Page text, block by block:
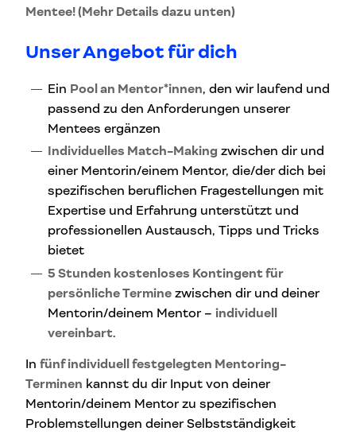
Mentee! (Mehr Details dazu unten)
Unser Angebotfür dich
Ein Pool an Mentor*innen, den wir laufend und
passend zu den Anforderungen unserer
Mentees ergänzen
Individuelles Match-Making zwischen dir und
einer Mentorin/einem Mentor, die/der dich bei
spezifischen beruflichen Fragestellungen mit
Expertise und Erfahrung unterstützt und
professionellen Austausch, Tipps und Tricks
bietet
5 Stunden kostenloses Kontingent für
persönliche Termine zwischen dir und deiner
Mentorin/deinem Mentor – individuell
vereinbart.
In fünf individuell festgelegten Mentoring-
Terminen kannst du dir Input von deiner
Mentorin/deinem Mentor zu spezifischen
Problemstellungen deiner Selbstständigkeit